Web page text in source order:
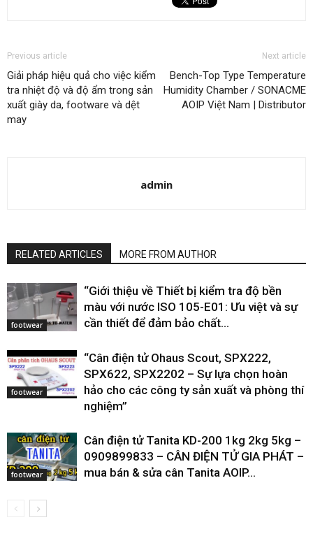
Previous article
Giải pháp hiệu quả cho việc kiểm
tra nhiệt độ và độ ẩm trong sản
xuất giày da, footware và dệt
may
Next article
Bench-Top Type Temperature
Humidity Chamber / SONACME
AOIP Việt Nam | Distributor
admin
RELATED ARTICLES MORE FROM AUTHOR
footwear
“Giới thiệu về Thiết bị kiểm tra độ bền
màu với nước ISO 105-E01: Ưu việt và sự
cần thiết để đảm bảo chất...
footwear
“Cân điện tử Ohaus Scout, SPX222,
SPX622, SPX2202 – Sự lựa chọn hoàn
hảo cho các công ty sản xuất và phòng thí
nghiệm”
footwear
Cân điện tử Tanita KD-200 1kg 2kg 5kg –
0909899833 – CÂN ĐIỆN TỬ GIA PHÁT –
mua bán & sửa cân Tanita AOIP...